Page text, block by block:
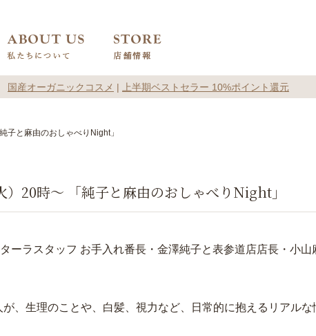
国産オーガニックコスメ | 上半期ベストセラー 10%ポイント還元
子と麻由のおしゃべりNight」
）20時～ 「純子と麻由のおしゃべりNight」
ーラスタッフ お手入れ番長・金澤純子と表参道店店長・小
、生理のことや、白髪、視力など、日常的に抱えるリアルな